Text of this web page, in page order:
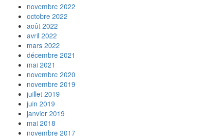
novembre 2022
octobre 2022
août 2022
avril 2022
mars 2022
décembre 2021
mai 2021
novembre 2020
novembre 2019
juillet 2019
juin 2019
janvier 2019
mai 2018
novembre 2017